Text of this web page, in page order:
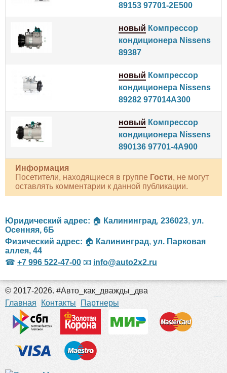
89153 97701-2E500
новый Компрессор
кондиционера Nissens
89387
новый Компрессор
кондиционера Nissens
89282 977014A300
новый Компрессор
кондиционера Nissens
890136 97701-4A900
Информация
Посетители, находящиеся в группе Гости, не могут
оставлять комментарии к данной публикации.
Юридический адрес: 🏠 Калининград, 236023, ул.
Осенняя, 6Б
Физический адрес: 🏠 Калининград, ул. Парковая
аллея, 44
☎ +7 996 522-47-00 📧 info@auto2x2.ru
© 2017-2026. #Авто_как_дважды_два
Главная
Контакты Партнеры